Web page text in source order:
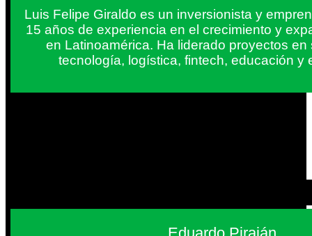
Luis Felipe Giraldo es un inversionista y
15 años de experiencia en el crecimiento y
en Latinoamérica. Ha liderado proyectos en
tecnología, logística, fintech, educación y